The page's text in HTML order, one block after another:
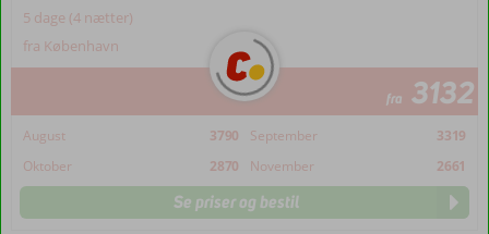
5 dage (4 nætter)
fra København
fra 3132
August 3790 September
3319
Oktober
2870 November 2661
Se priser og bestil